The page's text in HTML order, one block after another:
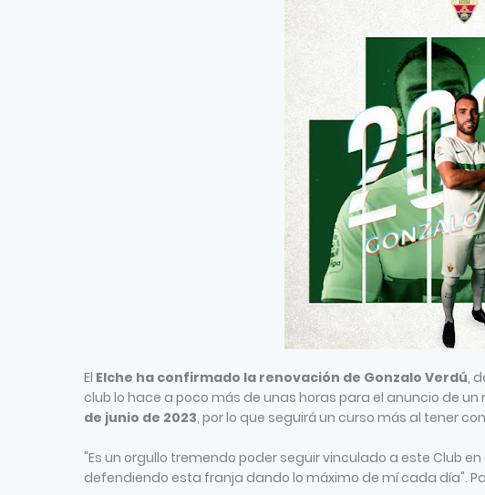
El Elche ha confirmado la renovación de Gonzalo Verdú,
club lo hace a poco más de unas horas para el anuncio de
de junio de 2023, por lo que seguirá un curso más al tener
"Es un orgullo tremendo poder seguir vinculado a este Club
defendiendo esta franja dando lo máximo de mí cada día".